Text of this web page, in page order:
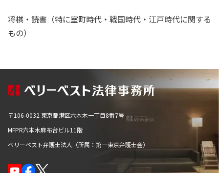
られること、また相談者の方にとって大切な時間や労力を
最小化できることです。
すと、知らなかったり誤解してしまったことによりときに
不適切な解決がされるときがあります。弁護士に相談して
す。
2点目について、法律問題は内容を理解した上で書類の作
成・提出など手続を進めていくことになります。ですが、
法律問題は専門用語が多くてわかりにくく、理解するだけ
将棋・読書（特に室町時代・戦国時代・江戸時代に関する
もの）
〒106-0032 東京都港区六本木一丁目8番7号
MFPR六本木麻布台ビル11階
ベリーベスト弁護士法人（所属：第一東京弁護士会）